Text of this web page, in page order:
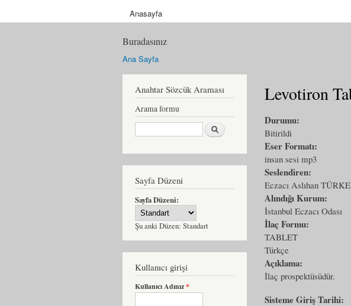
Anasayfa
Buradasınız
Ana Sayfa
Anahtar Sözcük Araması
Arama formu
Ara
Sayfa Düzeni
Sayfa Düzeni:
Şu anki Düzen: Standart
Kullanıcı girişi
Kullanıcı Adınız*
Levotiron
Durumu:
Bitirildi
Eser Formatı:
insan sesi mp3
Seslendiren:
Eczacı Aslıhan
Alındığı Kurum:
İstanbul Eczacı Odası
İlaç Formu:
TABLET
Türkçe
Açıklama:
İlaç prospektüsüdür.
Sisteme Giriş Tarihi: